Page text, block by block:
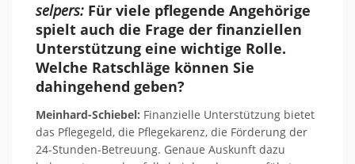
selpers: Für viele pflegende Angehörige
spielt auch die Frage der finanziellen
Unterstützung eine wichtige Rolle.
Welche Ratschläge können Sie
dahingehend geben?
Meinhard-Schiebel: Finanzielle Unterstützung bietet
das Pflegegeld, die Pflegekarenz, die Förderung der
24-Stunden-Betreuung. Genaue Auskunft dazu